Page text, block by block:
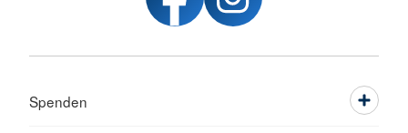
Spenden